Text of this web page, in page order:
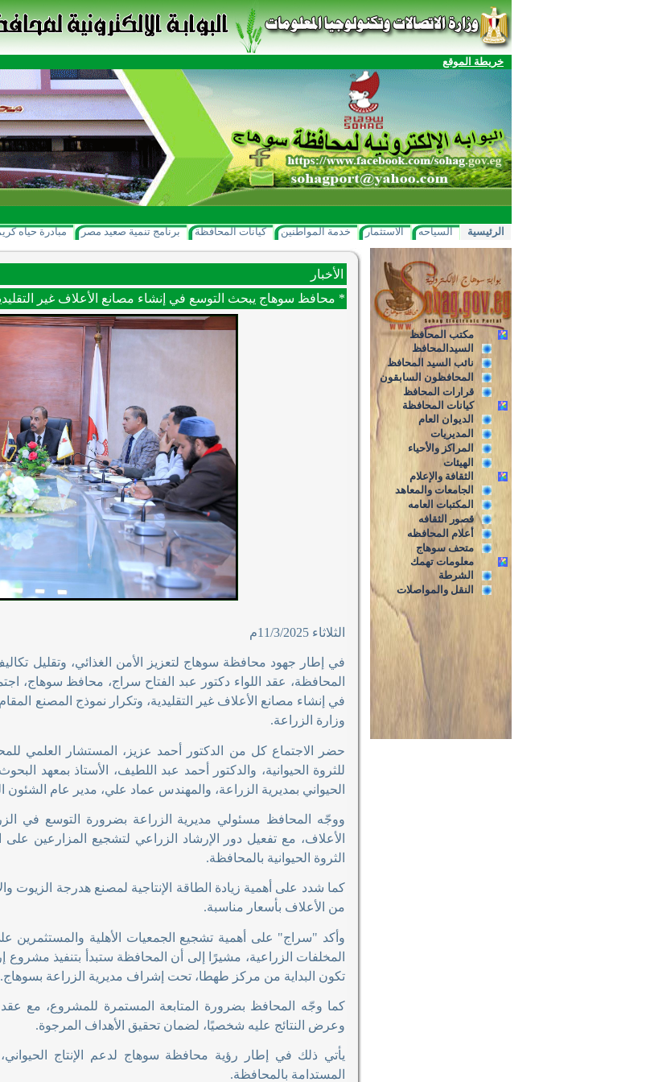
خريطة الموقع
الرئيسية السياحه الاستثمار خدمة المواطنين كيانات المحافظة برنامج تنمية صعيد مصر مبادرة حياه
مكتب المحافظ
السيدالمحافظ
نائب السيد المحافظ
المحافظون السابقون
قرارات المحافظ
كيانات المحافظة
الديوان العام
المديريات
المراكز والأحياء
الهيئات
الثقافة والإعلام
الجامعات والمعاهد
المكتبات العامه
قصور الثقافه
أعلام المحافظه
متحف سوهاج
معلومات تهمك
الشرطة
النقل والمواصلات
الأخبار
* محافظ سوهاج يبحث التوسع في إنشاء مصانع الأعلاف غير
الثلاثاء 11/3/2025م
في إطار جهود محافظة سوهاج لتعزيز الأمن الغذائي، وتقليل
المحافظة، عقد اللواء دكتور عبد الفتاح سراج، محافظ سوهاج،
في إنشاء مصانع الأعلاف غير التقليدية، وتكرار نموذج المصنع
وزارة الزراعة.
حضر الاجتماع كل من الدكتور أحمد عزيز، المستشار العلمي
للثروة الحيوانية، والدكتور أحمد عبد اللطيف، الأستاذ بمعهد
الحيواني بمديرية الزراعة، والمهندس عماد علي، مدير عام الشئون
ووجّه المحافظ مسئولي مديرية الزراعة بضرورة التوسع في
الأعلاف، مع تفعيل دور الإرشاد الزراعي لتشجيع المزارعين على
الثروة الحيوانية بالمحافظة.
كما شدد على أهمية زيادة الطاقة الإنتاجية لمصنع هدرجة الزيوت
من الأعلاف بأسعار مناسبة.
وأكد "سراج" على أهمية تشجيع الجمعيات الأهلية والمستثمرين
المخلفات الزراعية، مشيرًا إلى أن المحافظة ستبدأ بتنفيذ
تكون البداية من مركز طهطا، تحت إشراف مديرية الزراعة بسوهاج.
وعرض النتائج عليه شخصيًا، لضمان تحقيق الأهداف المرجوة.
يأتي ذلك في إطار رؤية محافظة سوهاج لدعم الإنتاج الحيواني،
المستدامة بالمحافظة.